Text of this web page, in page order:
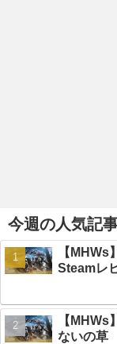
今週の人気記
【MHWs
Steamレ
【MHWs
ないの草